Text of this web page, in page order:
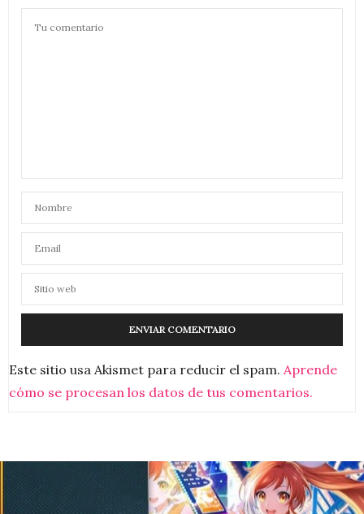
Este sitio usa Akismet para reducir el spam. Aprende
cómo se procesan los datos de tus comentarios.